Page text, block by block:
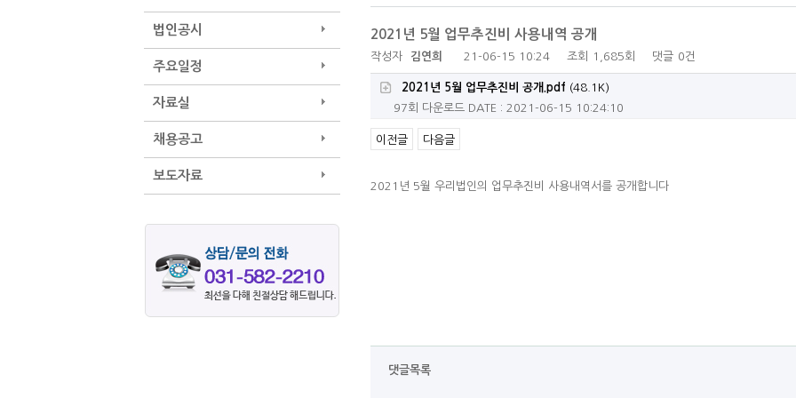
법인공시
주요일정
자료실
채용공고
보도자료
2021년 5월 업무추진비 사용내역 공개
작성자 김연희 21-06-15 10:24 조회 1,685회 댓글 0건
2021년 5월 업무추진비 공개.pdf (48.1K)
97회 다운로드 DATE : 2021-06-15 10:24:10
이전글 다음글
2021년 5월 우리법인의 업무추진비 사용내역서를 공개합니다
댓글목록